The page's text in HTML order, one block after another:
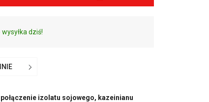
dziś!
izolatu sojowego, kazeinianu